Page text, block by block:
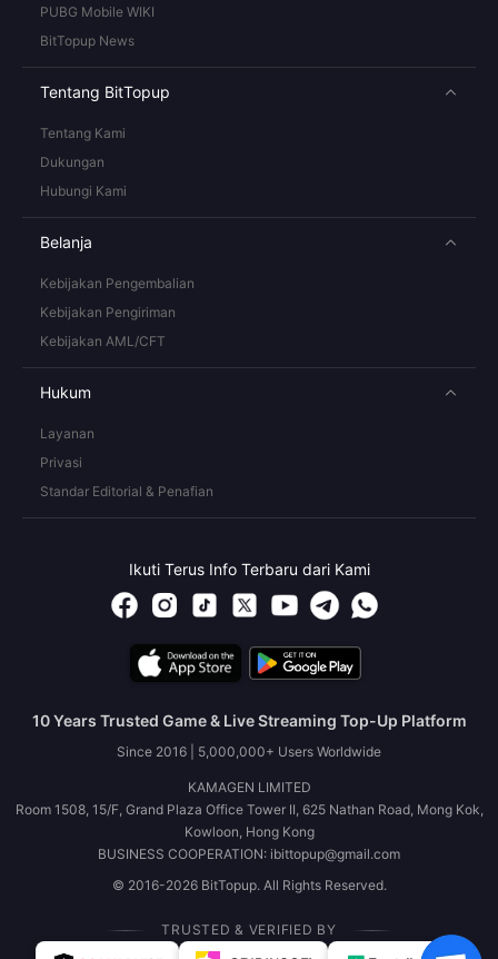
PUBG Mobile WIKI
BitTopup News
Tentang BitTopup
Tentang Kami
Dukungan
Hubungi Kami
Belanja
Kebijakan Pengembalian
Kebijakan Pengiriman
Kebijakan AML/CFT
Hukum
Layanan
Privasi
Standar Editorial & Penafian
Ikuti Terus Info Terbaru dari Kami
10 Years Trusted Game & Live Streaming Top-Up Platform
Since 2016 | 5,000,000+ Users Worldwide
KAMAGEN LIMITED
Room 1508, 15/F, Grand Plaza Office Tower II, 625 Nathan Road, Mong Kok,
Kowloon, Hong Kong
BUSINESS COOPERATION: ibittopup@gmail.com
© 2016-2026 BitTopup. All Rights Reserved.
TRUSTED & VERIFIED BY